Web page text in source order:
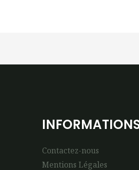
Contactez-nous
Mentions Légales